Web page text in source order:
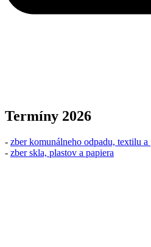
Termíny 2026
- zber komunálneho odpadu, textilu
- zber skla, plastov a papiera